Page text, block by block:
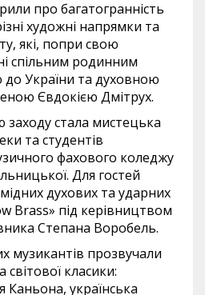
про багатогранність
художні напрямки та
які, попри свою
спільним родинним
України та духовною
Євдокією Дмітрух.
стала мистецька
та студентів
фахового коледжу
Для гостей
духових та ударних
Brass» під керівництвом
Степана Воробель.
музикантів прозвучали
світової класики:
Каньона, українська